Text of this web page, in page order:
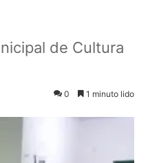
de Cultura
0 1 minuto lido